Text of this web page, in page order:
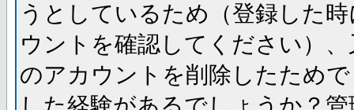
うとしているため（登録した
ウントを確認してください）
のアカウントを削除したため